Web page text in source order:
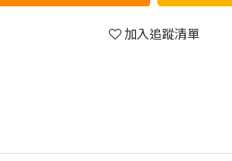
加入追蹤清單